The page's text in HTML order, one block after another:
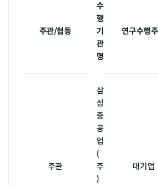
주관/협동
수
행
기
관
명
연구수행
주관
삼
성
중
공
업
(
주
)
대기업